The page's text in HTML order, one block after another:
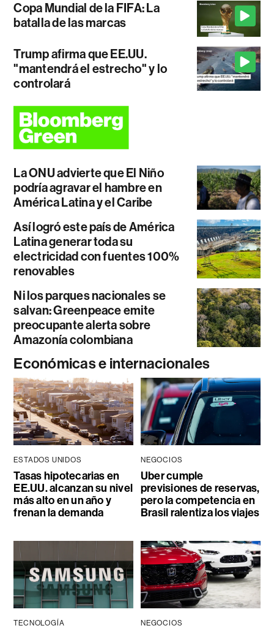
Copa Mundial de la FIFA: La
batalla de las marcas
Trump afirma que EE.UU.
"mantendrá el estrecho" y lo
controlará
La ONU advierte que El Niño
podría agravar el hambre en
América Latina y el Caribe
Así logró este país de América
Latina generar toda su
electricidad con fuentes 100%
renovables
Ni los parques nacionales se
salvan: Greenpeace emite
preocupante alerta sobre
Amazonía colombiana
Económicas e internacionales
ESTADOS UNIDOS
Tasas hipotecarias en
EE.UU. alcanzan su nivel
más alto en un año y
frenan la demanda
NEGOCIOS
Uber cumple
previsiones de reservas,
pero la competencia en
Brasil ralentiza los viajes
TECNOLOGÍA NEGOCIOS